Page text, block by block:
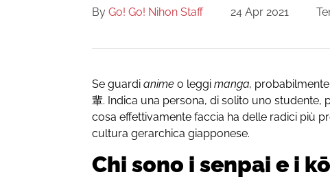
By Go! Go! Nihon Staff 24 Apr 2021
Se guardianime o leggimanga,
輩. Indica una persona, di solito uno studente,
cosa effettivamente faccia ha delle radici più
cultura gerarchica giapponese.
Chi sono i senpai e i